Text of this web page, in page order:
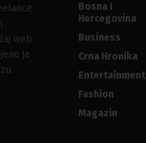
web
je
Bosna I
Hercegovina
Business
Crna Hronika
Entertainment
Fashion
Magazin